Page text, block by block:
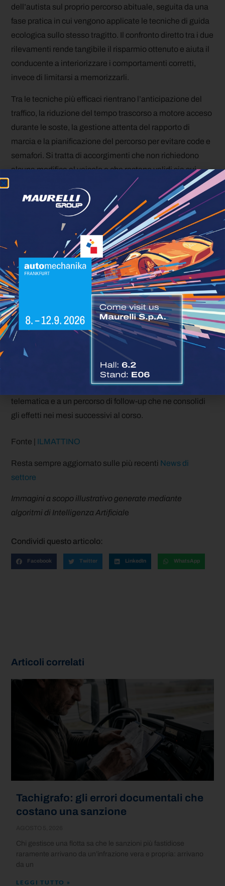
dell’autista sul proprio percorso abituale, seguita da una
fase pratica in cui vengono applicate le tecniche di guida
ecologica sullo stesso tragitto. Il confronto diretto tra i due
rilevamenti rende tangibile il risparmio ottenuto e aiuta il
conducente a interiorizzare i comportamenti corretti,
invece di limitarsi a memorizzarli.
Tra le tecniche più efficaci rientrano l’anticipazione del
traffico, la riduzione del tempo trascorso a motore acceso
durante le soste, la gestione attenta del rapporto di
marcia e la pianificazione del percorso per evitare code e
semafori. Si tratta di accorgimenti che non richiedono
alcuna modifica al veicolo e che restano validi sia sui
mezzi diesel tradizionali sia su quelli ibridi o elettrici,
anche se in questi ultimi casi vanno declinati per sfruttare
al meglio la frenata rigenerativa in fase di rilascio
dell’acceleratore.
Per le imprese di autotrasporto, investire nella
formazione dei conducenti non significa rincorrere una
moda del momento, ma costruire una leva di risparmio
che si somma a quelle più tradizionali legate a
manutenzione e pianificazione dei percorsi. A differenza
degli incentivi fiscali o delle oscillazioni dei prezzi del
gasolio, lo stile di guida resta una variabile interamente
sotto il controllo dell’azienda, e i risultati restano
misurabili e ripetibili nel tempo, a patto di abbinare la
formazione a un monitoraggio costante tramite
telematica e a un percorso di follow-up che ne consolidi
gli effetti nei mesi successivi al corso.
Fonte | ILMATTINO
Resta sempre aggiornato sulle più recenti News di
settore
Immagini a scopo illustrativo generate mediante
algoritmi di Intelligenza Artificiale
Condividi questo articolo:
Facebook Twitter LinkedIn WhatsApp
Articoli correlati
Tachigrafo: gli errori documentali che
costano una sanzione
Chi gestisce una flotta sa che le sanzioni più fastidiose
raramente arrivano da un’infrazione vera e propria: arrivano
da un
LEGGI TUTTO »